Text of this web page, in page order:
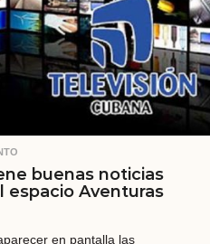
buenas noticias
espacio Aventuras
en pantalla las